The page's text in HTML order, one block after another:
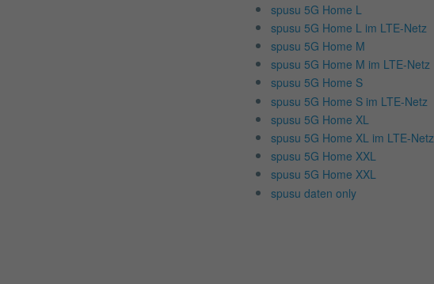
spusu 5G Home L
spusu 5G Home L im LTE-Netz
spusu 5G Home M
spusu 5G Home M im LTE-Netz
spusu 5G Home S
spusu 5G Home S im LTE-Netz
spusu 5G Home XL
spusu 5G Home XL im LTE-Netz
spusu 5G Home XXL
spusu 5G Home XXL
spusu daten only